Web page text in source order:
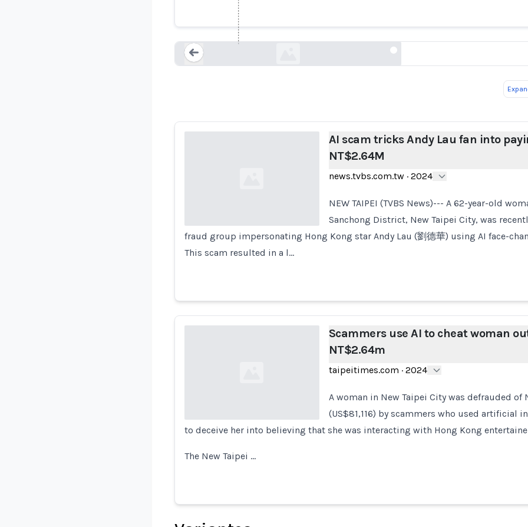
Loading...
AI scam tricks Andy Lau fan into
NT$2.64M
news.tvbs.com.tw· 2024
NEW TAIPEI (TVBS News)--- A 62-year-old
Sanchong District, New Taipei City, was
fraud group impersonating Hong Kong star Andy Lau (劉德華) using AI face-
This scam resulted in a l…
Scammers use AI to cheat woman
NT$2.64m
taipeitimes.com · 2024
A woman in New Taipei City was defrauded of
(US$81,116) by scammers who used artificial
to deceive her into believing that she was interacting with Hong Kong
The New Taipei …